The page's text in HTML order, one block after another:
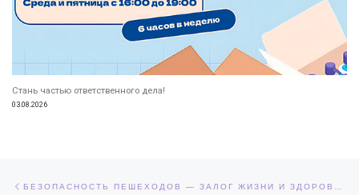
Стань частью ответственного дела!
03.08.2026